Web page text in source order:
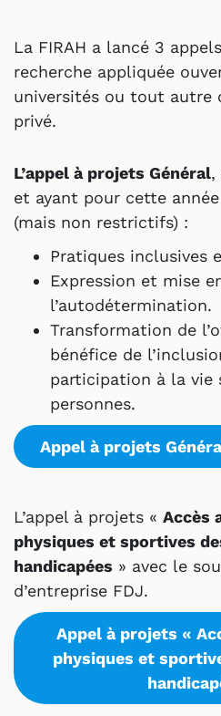
La FIRAH a lancé 3
recherche appliquée
universités ou tout autre
privé.
L’appel à projets Général,
et ayant pour cette
(mais non restrictifs) :
Pratiques inclusives
Expression et mise
l’autodétermination.
Transformation de
bénéfice de
participation à la vie
personnes.
Appel à projets
L’appel à projets « Accès
physiques et sportives
handicapées » avec le
d’entreprise FDJ.
Appel à projets «
physiques et